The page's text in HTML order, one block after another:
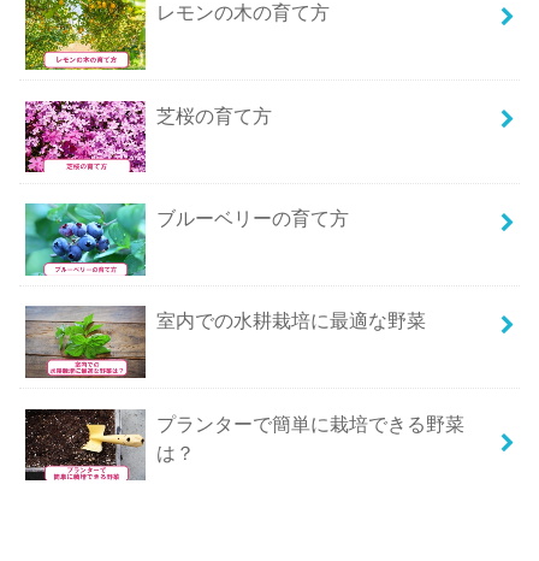
レモンの木の育て方
芝桜の育て方
ブルーベリーの育て方
室内での水耕栽培に最適な野菜
プランターで簡単に栽培できる野菜
は？